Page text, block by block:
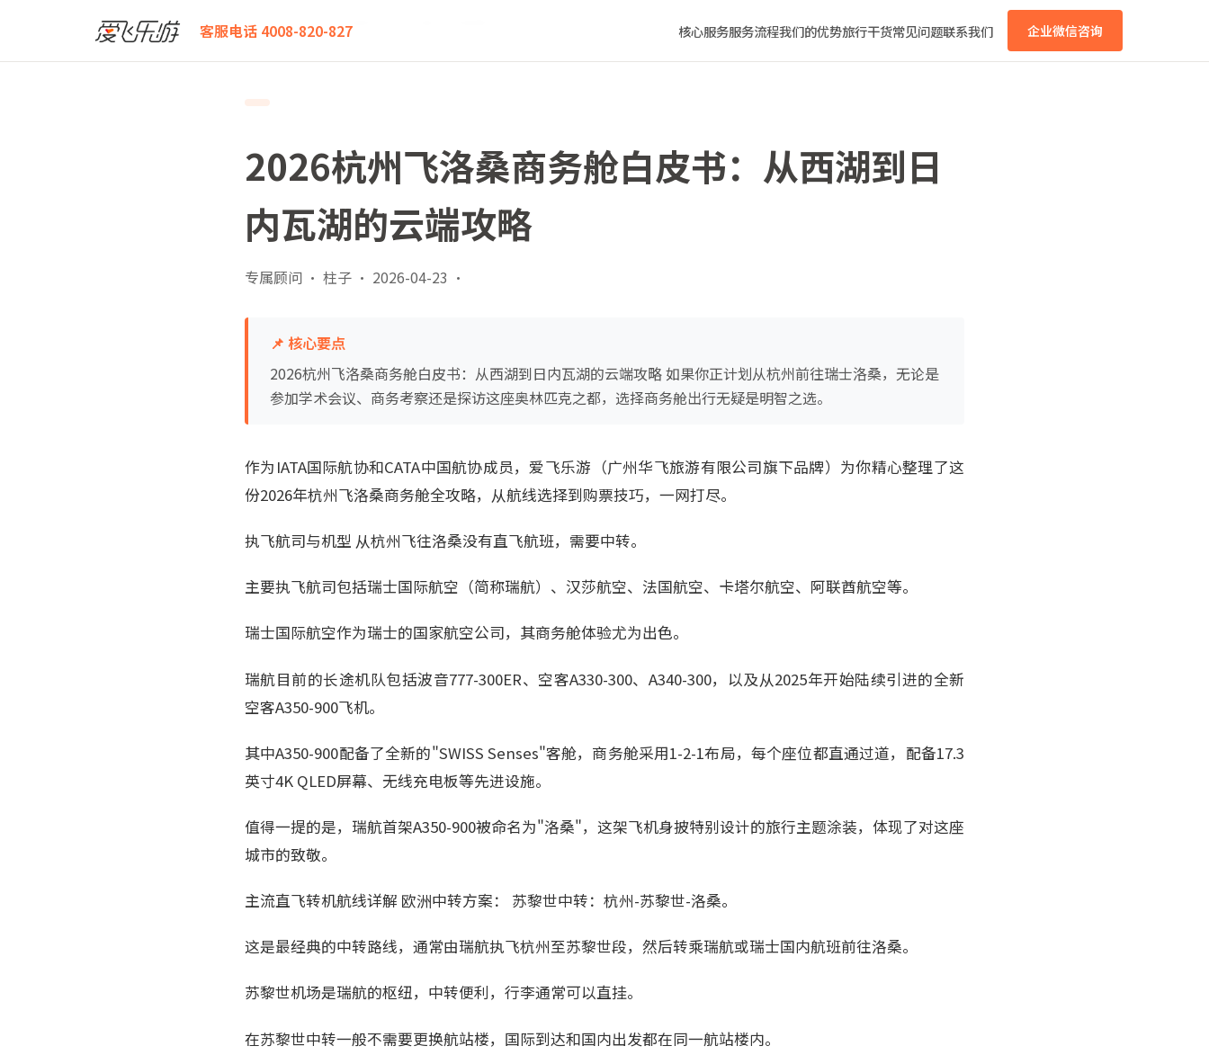
客服电话 4008-820-827 核心服务服务流程我们的优势旅行干货常见问题联系我们 企业微信咨询
爱飞乐游 2026杭州飞洛桑商务舱白皮书：从西湖到日内瓦湖的云端攻略
2026杭州飞洛桑商务舱白皮书：从西湖到日
内瓦湖的云端攻略
专属顾问 · 柱子 · 2026-04-23 ·
📌 核心要点
2026杭州飞洛桑商务舱白皮书：从西湖到日内瓦湖的云端攻略 如果你正计划从杭州前往瑞士洛桑，无论是
参加学术会议、商务考察还是探访这座奥林匹克之都，选择商务舱出行无疑是明智之选。
作为IATA国际航协和CATA中国航协成员，爱飞乐游（广州华飞旅游有限公司旗下品牌）为你精心整理了这
份2026年杭州飞洛桑商务舱全攻略，从航线选择到购票技巧，一网打尽。
执飞航司与机型 从杭州飞往洛桑没有直飞航班，需要中转。
主要执飞航司包括瑞士国际航空（简称瑞航）、汉莎航空、法国航空、卡塔尔航空、阿联酋航空等。
瑞士国际航空作为瑞士的国家航空公司，其商务舱体验尤为出色。
瑞航目前的长途机队包括波音777-300ER、空客A330-300、A340-300，以及从2025年开始陆续引进的全新
空客A350-900飞机。
其中A350-900配备了全新的"SWISS Senses"客舱，商务舱采用1-2-1布局，每个座位都直通过道，配备17.3
英寸4K QLED屏幕、无线充电板等先进设施。
值得一提的是，瑞航首架A350-900被命名为"洛桑"，这架飞机身披特别设计的旅行主题涂装，体现了对这座
城市的致敬。
主流直飞转机航线详解 欧洲中转方案： 苏黎世中转：杭州-苏黎世-洛桑。
这是最经典的中转路线，通常由瑞航执飞杭州至苏黎世段，然后转乘瑞航或瑞士国内航班前往洛桑。
苏黎世机场是瑞航的枢纽，中转便利，行李通常可以直挂。
在苏黎世中转一般不需要更换航站楼，国际到达和国内出发都在同一航站楼内。